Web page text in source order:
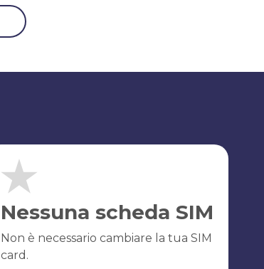
Nessuna scheda SIM
Non è necessario cambiare la tua SIM
card.